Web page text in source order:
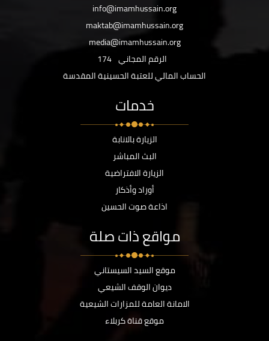
info@imamhussain.org
maktab@imamhussain.org
media@imamhussain.org
الرقم المجاني 174
الحساب المالي للعتبة الحسينية المقدسة
خدمات
الزيارة بالانابة
البث المباشر
الزيارة الافتراضية
أوراد وأذكار
اذاعة صوت الحسين
مواقع ذات صلة
موقع السيد السيستاني
ديوان الوقف الشيعي
الامانة العامة للمزارات الشيعية
موقع قناة كربلاء